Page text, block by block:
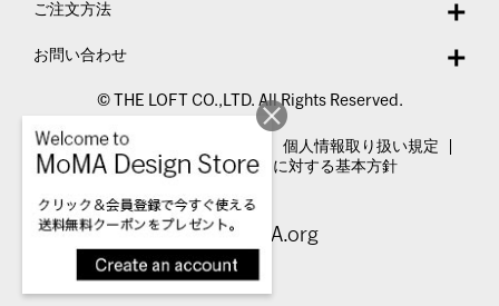
ご注文方法
お問い合わせ
© THE LOFT CO.,LTD. All Rights Reserved.
特定商取引法表示
個人情報取り扱い規定
カスタマーハラスメントに対する基本方針
Visit MoMA.org